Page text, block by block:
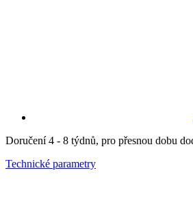
Doručení 4 - 8 týdnů, pro přesnou dobu
Technické parametry